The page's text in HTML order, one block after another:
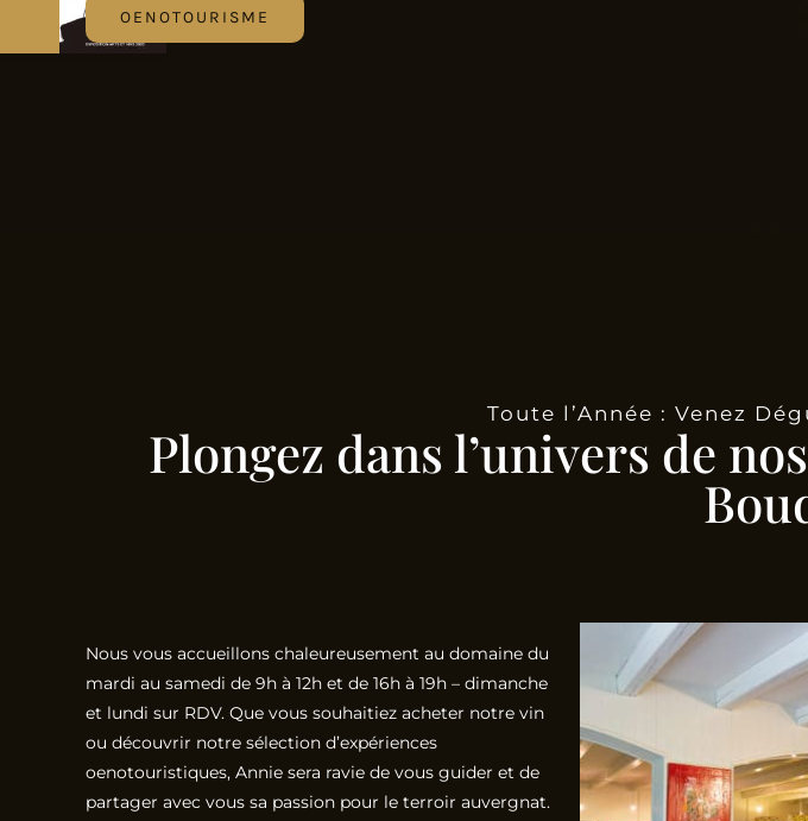
OENOTOURISME
Toute l’Année : Venez
Plongez dans l’univers de
Nous vous accueillons chaleureusement au domaine du
mardi au samedi de 9h à 12h et de 16h à 19h – dimanche
et lundi sur RDV. Que vous souhaitiez acheter notre vin
ou découvrir notre sélection d’expériences
oenotouristiques, Annie sera ravie de vous guider et de
partager avec vous sa passion pour le terroir auvergnat.